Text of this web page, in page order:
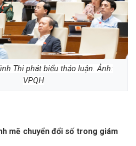
Thi phát biểu thảo luận. Ảnh:
VPQH
mẽ chuyển đổi số trong giám